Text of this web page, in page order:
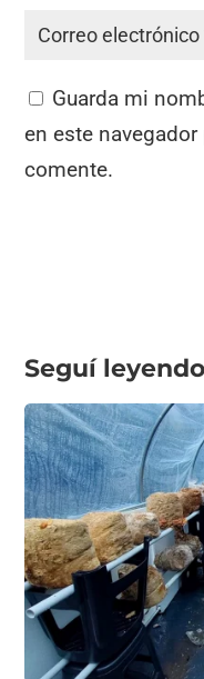
Guarda mi
en este
comente.
Seguí leyendo